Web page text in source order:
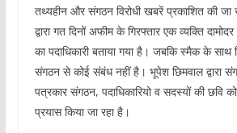
तथ्यहीन और संगठन विरोधी खबरें प्रकाशित की
द्वारा गत दिनों अफीम के गिरफ्तार एक व्यक्ति
का पदाधिकारी बताया गया है। जबकि स्मैक के साथ
संगठन से कोई संबंध नहीं है। भूपेश छिमवाल द्वारा
पत्रकार संगठन, पदाधिकारियो व सदस्यों की छवि
प्रयास किया जा रहा है।